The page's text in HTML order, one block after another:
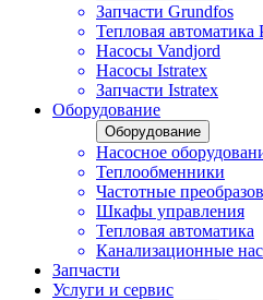
Запчасти Grundfos
Тепловая автоматика
Насосы Vandjord
Насосы Istratex
Запчасти Istratex
Оборудование
Оборудование
Насосное
Теплообменники
Частотные
Шкафы управления
Тепловая автоматика
Канализационные
Запчасти
Услуги и сервис